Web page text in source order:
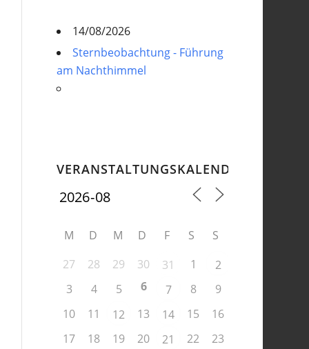
14/08/2026
Sternbeobachtung - Führung
am Nachthimmel
VERANSTALTUNGSKALENDER
M D M D F S
S
27
28 29 30 31 1
2
3
4 5 6 7 8
9
10
11 12 13 14 15
16
17
18 19 20 21 22
23